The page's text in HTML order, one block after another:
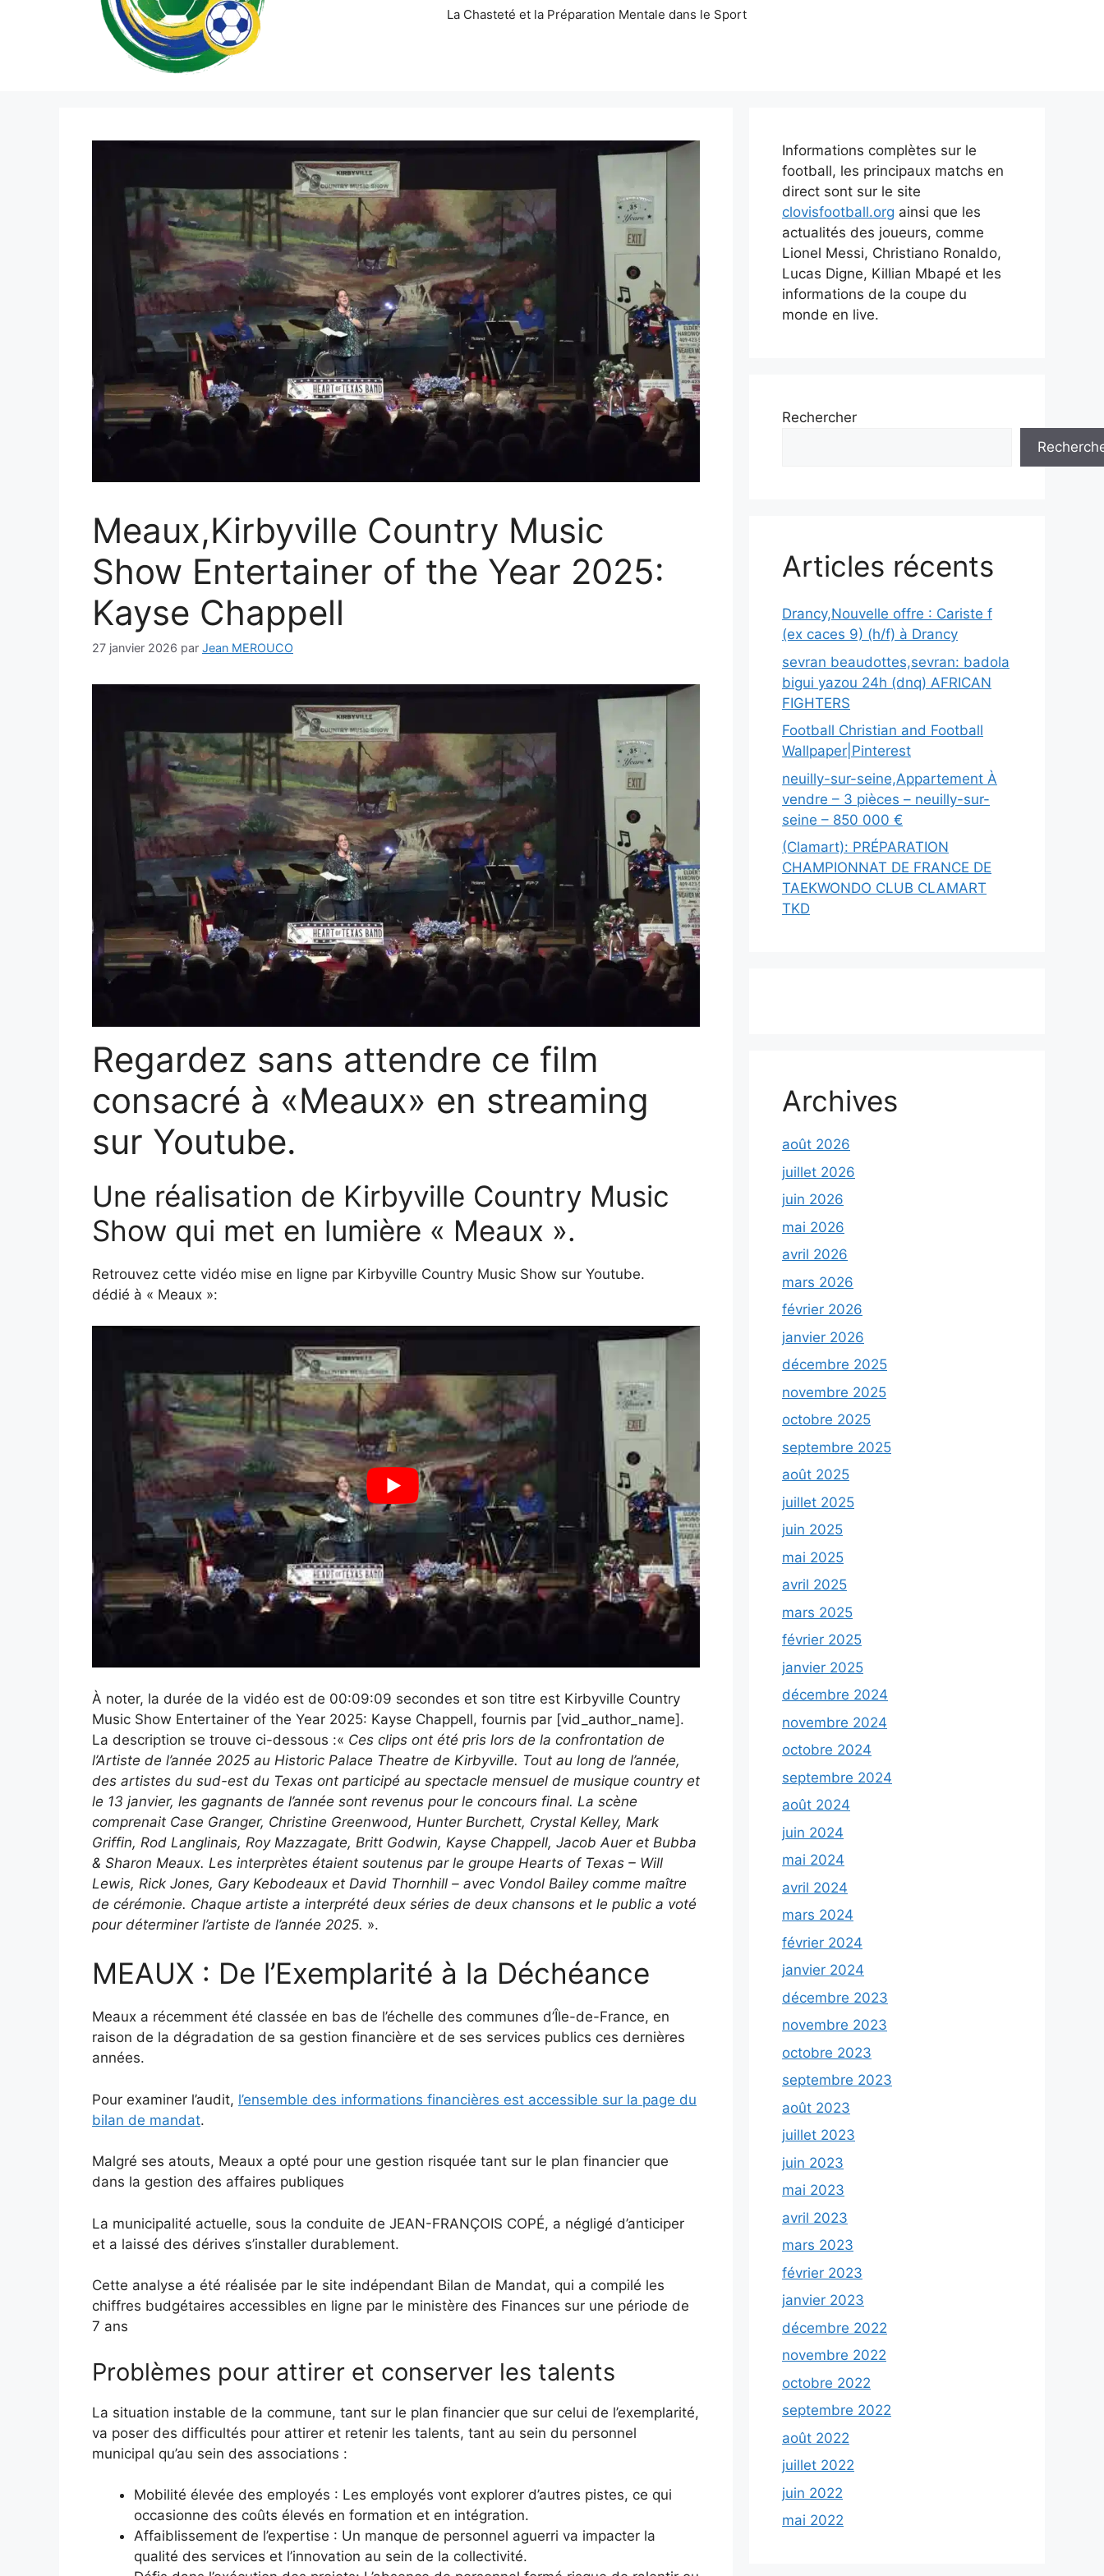
La Chasteté et la Préparation Mentale dans le Sport
Meaux,Kirbyville Country Music
Show Entertainer of the Year 2025:
Kayse Chappell
27 janvier 2026 par Jean MEROUCO
Regardez sans attendre ce film
consacré à «Meaux» en streaming
sur Youtube.
Une réalisation de Kirbyville Country Music
Show qui met en lumière « Meaux ».
Retrouvez cette vidéo mise en ligne par Kirbyville Country Music Show sur Youtube.
dédié à « Meaux »:
À noter, la durée de la vidéo est de 00:09:09 secondes et son titre est Kirbyville Country
Music Show Entertainer of the Year 2025: Kayse Chappell, fournis par [vid_author_name].
La description se trouve ci-dessous :« Ces clips ont été pris lors de la confrontation de
l’Artiste de l’année 2025 au Historic Palace Theatre de Kirbyville. Tout au long de l’année,
des artistes du sud-est du Texas ont participé au spectacle mensuel de musique country et
le 13 janvier, les gagnants de l’année sont revenus pour le concours final. La scène
comprenait Case Granger, Christine Greenwood, Hunter Burchett, Crystal Kelley, Mark
Griffin, Rod Langlinais, Roy Mazzagate, Britt Godwin, Kayse Chappell, Jacob Auer et Bubba
& Sharon Meaux. Les interprètes étaient soutenus par le groupe Hearts of Texas – Will
Lewis, Rick Jones, Gary Kebodeaux et David Thornhill – avec Vondol Bailey comme maître
de cérémonie. Chaque artiste a interprété deux séries de deux chansons et le public a voté
pour déterminer l’artiste de l’année 2025. ».
MEAUX : De l’Exemplarité à la Déchéance
Meaux a récemment été classée en bas de l’échelle des communes d’Île-de-France, en
raison de la dégradation de sa gestion financière et de ses services publics ces dernières
années.
Pour examiner l’audit, l’ensemble des informations financières est accessible sur la page du
bilan de mandat.
Malgré ses atouts, Meaux a opté pour une gestion risquée tant sur le plan financier que
dans la gestion des affaires publiques
La municipalité actuelle, sous la conduite de JEAN-FRANÇOIS COPÉ, a négligé d’anticiper
et a laissé des dérives s’installer durablement.
Cette analyse a été réalisée par le site indépendant Bilan de Mandat, qui a compilé les
chiffres budgétaires accessibles en ligne par le ministère des Finances sur une période de
7 ans
Problèmes pour attirer et conserver les talents
La situation instable de la commune, tant sur le plan financier que sur celui de l’exemplarité,
va poser des difficultés pour attirer et retenir les talents, tant au sein du personnel
municipal qu’au sein des associations :
Mobilité élevée des employés : Les employés vont explorer d’autres pistes, ce qui
occasionne des coûts élevés en formation et en intégration.
Affaiblissement de l’expertise : Un manque de personnel aguerri va impacter la
qualité des services et l’innovation au sein de la collectivité.
Informations complètes sur le
football, les principaux matchs en
direct sont sur le site
clovisfootball.org ainsi que les
actualités des joueurs, comme
Lionel Messi, Christiano Ronaldo,
Lucas Digne, Killian Mbapé et les
informations de la coupe du
monde en live.
Rechercher
Articles récents
Drancy,Nouvelle offre : Cariste f
(ex caces 9) (h/f) à Drancy
sevran beaudottes,sevran: badola
bigui yazou 24h (dnq) AFRICAN
FIGHTERS
Football Christian and Football
Wallpaper|Pinterest
neuilly-sur-seine,Appartement À
vendre – 3 pièces – neuilly-sur-
seine – 850 000 €
(Clamart): PRÉPARATION
CHAMPIONNAT DE FRANCE DE
TAEKWONDO CLUB CLAMART
TKD
Archives
août 2026
juillet 2026
juin 2026
mai 2026
avril 2026
mars 2026
février 2026
janvier 2026
décembre 2025
novembre 2025
octobre 2025
septembre 2025
août 2025
juillet 2025
juin 2025
mai 2025
avril 2025
mars 2025
février 2025
janvier 2025
décembre 2024
novembre 2024
octobre 2024
septembre 2024
août 2024
juin 2024
mai 2024
avril 2024
mars 2024
février 2024
janvier 2024
décembre 2023
novembre 2023
octobre 2023
septembre 2023
août 2023
juillet 2023
juin 2023
mai 2023
avril 2023
mars 2023
février 2023
janvier 2023
décembre 2022
novembre 2022
octobre 2022
septembre 2022
août 2022
juillet 2022
juin 2022
mai 2022